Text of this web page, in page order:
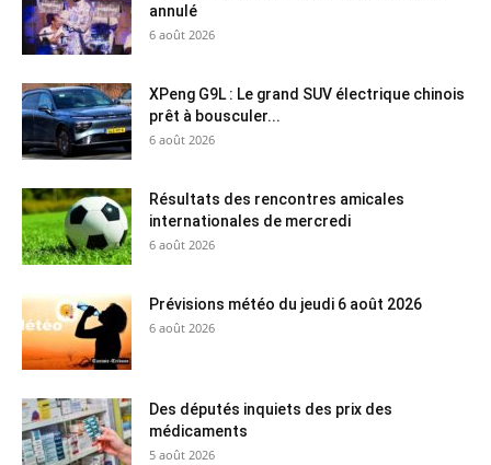
annulé
6 août 2026
XPeng G9L : Le grand SUV électrique chinois
prêt à bousculer...
6 août 2026
Résultats des rencontres amicales
internationales de mercredi
6 août 2026
Prévisions météo du jeudi 6 août 2026
6 août 2026
Des députés inquiets des prix des
médicaments
5 août 2026